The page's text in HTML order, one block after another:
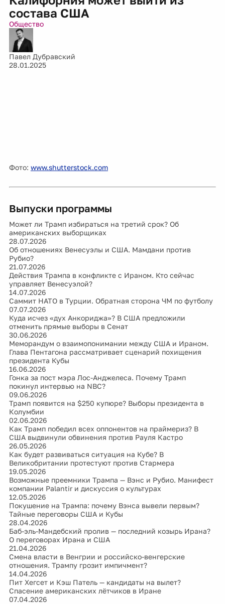
состава США
Общество
Павел Дубравский
28.01.2025
Фото: www.shutterstock.com
Выпуски программы
Может ли Трамп избираться на третий срок? Об
американских выборщиках
28.07.2026
Об отношениях Венесуэлы и США. Мамдани против
Рубио?
21.07.2026
Действия Трампа в конфликте с Ираном. Кто сейчас
управляет Венесуэлой?
14.07.2026
Саммит НАТО в Турции. Обратная сторона ЧМ по футболу
07.07.2026
Куда исчез «дух Анкориджа»? В США предложили
отменить прямые выборы в Сенат
30.06.2026
Меморандум о взаимопонимании между США и Ираном.
Глава Пентагона рассматривает сценарий похищения
президента Кубы
16.06.2026
Гонка за пост мэра Лос-Анджелеса. Почему Трамп
покинул интервью на NBC?
09.06.2026
Трамп появится на $250 купюре? Выборы президента в
Колумбии
02.06.2026
Как Трамп победил всех оппонентов на праймериз? В
США выдвинули обвинения против Рауля Кастро
26.05.2026
Как будет развиваться ситуация на Кубе? В
Великобритании протестуют против Стармера
19.05.2026
Возможные преемники Трампа — Вэнс и Рубио. Манифест
компании Palantir и дискуссия о культурах
12.05.2026
Покушение на Трампа: почему Вэнса вывели первым?
Тайные переговоры США и Кубы
28.04.2026
Баб-эль-Мандебский пролив — последний козырь Ирана?
О переговорах Ирана и США
21.04.2026
Смена власти в Венгрии и российско-венгерские
отношения. Трампу грозит импичмент?
14.04.2026
Пит Хегсет и Кэш Патель — кандидаты на вылет?
Спасение американских лётчиков в Иране
07.04.2026